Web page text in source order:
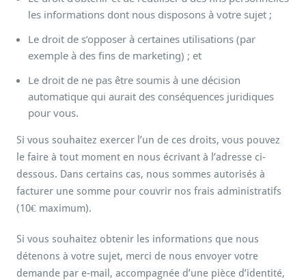
les informations dont nous disposons à votre sujet ;
Le droit de s’opposer à certaines utilisations (par
exemple à des fins de marketing) ; et
Le droit de ne pas être soumis à une décision
automatique qui aurait des conséquences juridiques
pour vous.
Si vous souhaitez exercer l’un de ces droits, vous pouvez
le faire à tout moment en nous écrivant à l’adresse ci-
dessous. Dans certains cas, nous sommes autorisés à
facturer une somme pour couvrir nos frais administratifs
(10€ maximum).
Si vous souhaitez obtenir les informations que nous
détenons à votre sujet, merci de nous envoyer votre
demande par e-mail, accompagnée d’une pièce d’identité,